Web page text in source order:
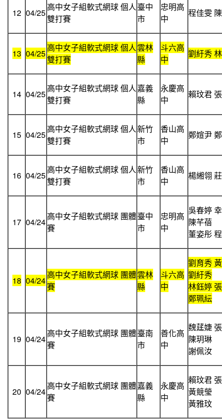
12 04/25
高中女子組軟式網球 個人
雙打賽
臺中
市
忠明高
中
程佳雯
13 04/25
高中女子組軟式網球 個人
雙打賽
雲林
縣
斗六高
中
劉紆秀
14 04/25
高中女子組軟式網球 個人
雙打賽
嘉義
縣
永慶高
中
賴玟君
15 04/25
高中女子組軟式網球 個人
雙打賽
新竹
市
香山高
中
鄭媗尹
16 04/25
高中女子組軟式網球 個人
雙打賽
新竹
市
香山高
中
楊緗翎
17 04/24
高中女子組軟式網球 團體
賽
臺中
市
忠明高
中
吳春婷
陳芊蓓
董姿彤
18 04/24
高中女子組軟式網球 團體
賽
雲林
縣
斗六高
中
劉育秀
劉紆秀
林鈺婷
鄭珮紜
19 04/24
高中女子組軟式網球 團體
賽
臺南
市
善化高
中
魏莛婕
陳玥琳
謝佩汝
20 04/24
高中女子組軟式網球 團體
賽
嘉義
縣
永慶高
中
賴玟君
黃競瑩
黃雅玟